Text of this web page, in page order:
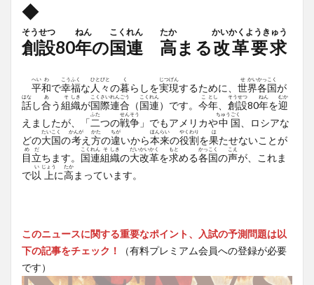
◆
創設
そうせつ
80年
ねん
の国連
こくれん
高
たか
まる改革要求
かいかくようきゅう
平
へい
和
わ
で幸
こう
福
ふく
な 人
ひと
々
びと
の暮
く
らしを実
じつ
現
げん
するために、 世
せ
界
かい
各
かっ
国
こく
が
話
はな
し合
あ
う組
そ
織
しき
が国
こく
際
さい
連
れん
合
ごう
（国
こく
連
れん
）です。 今
こ
年
とし
創
そう
設
せつ
80年
ねん
を迎
むか
えましたが、「二
ふた
つの戦
せん
争
そう
」でもアメリカや中
ちゅう
国
ごく
、ロシアな
どの大
たい
国
こく
の考
かんが
え 方
かた
の違
ちが
いから本
ほん
来
らい
の役
やく
割
わり
を果
は
たせないことが
目
め
立
だ
ちます。 国
こく
連
れん
組
そ
織
しき
の大
だい
改
かい
革
かく
を求
もと
める各
かっ
国
こく
の声
こえ
が、これま
で以
い
上
じょう
に高
たか
まっています。
このニュースに関する重要なポイント、入試の予測問題は以
下の記事をチェック！
（有料プレミアム会員への登録が必要
です）